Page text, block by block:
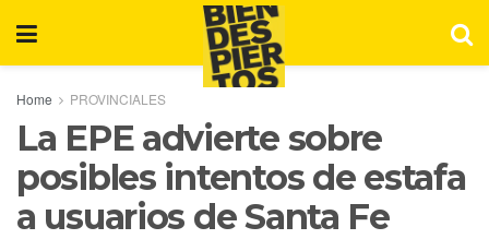
Home PROVINCIALES
La EPE advierte sobre
posibles intentos de estafa
a usuarios de Santa Fe